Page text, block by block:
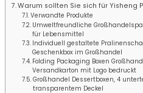
Warum sollten Sie sich für Yisheng
Verwandte Produkte
Umweltfreundliche
für Lebensmittel
Individuell gestaltete
Geschenkbox im Großhandel
Folding Packaging Boxen
Versandkarton mit Logo bedruckt
Großhandel Dessertboxen, 4
transparentem Deckel